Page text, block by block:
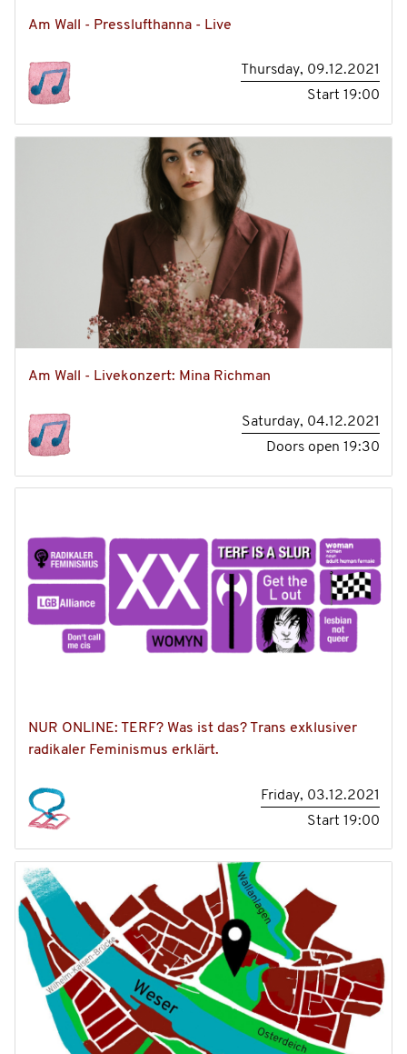
Am Wall - Presslufthanna - Live
Thursday, 09.12.2021
Start19:00
Am Wall - Livekonzert: Mina Richman
Saturday, 04.12.2021
Doors open19:30
NUR ONLINE: TERF? Was ist das? Trans exklusiver
radikaler Feminismus erklärt.
Friday, 03.12.2021
Start19:00